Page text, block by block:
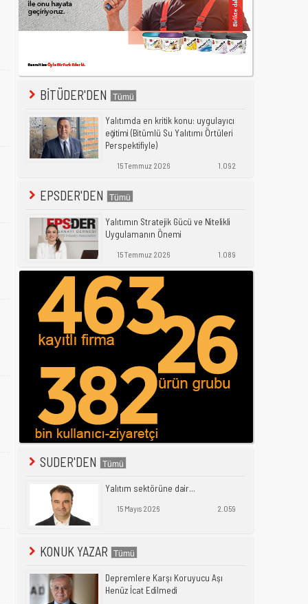
BİTÜDER'DEN
Yalıtımda en kritik konu: uygulayıcı
eğitimi (Bitümlü Su Yalıtımı Örtüleri
Perspektifiyle)
15 Temmuz 2026 1.092
EPSDER'DEN
Yalıtımın Stratejik Gücü ve Nitelikli
Uygulamanın Önemi
15 Temmuz 2026 1.089
SUDER'DEN
Yalıtım sektörüne dair...
15 Mayıs 2026 2.059
KONUK YAZAR
Depremlere Karşı Koruyucu Aşı
Henüz İcat Edilmedi